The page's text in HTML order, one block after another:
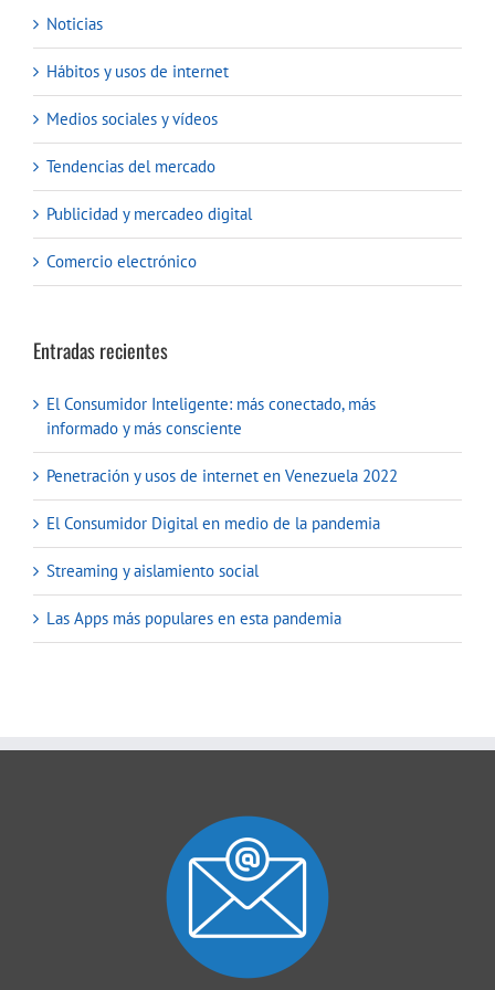
Noticias
Hábitos y usos de internet
Medios sociales y vídeos
Tendencias del mercado
Publicidad y mercadeo digital
Comercio electrónico
Entradas recientes
El Consumidor Inteligente: más conectado, más
informado y más consciente
Penetración y usos de internet en Venezuela 2022
El Consumidor Digital en medio de la pandemia
Streaming y aislamiento social
Las Apps más populares en esta pandemia